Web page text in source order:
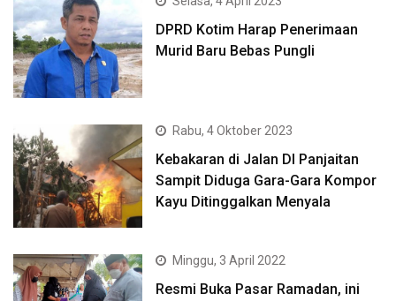
DPRD Kotim Harap Penerimaan
Murid Baru Bebas Pungli
Rabu, 4 Oktober 2023
Kebakaran di Jalan DI Panjaitan
Sampit Diduga Gara-Gara Kompor
Kayu Ditinggalkan Menyala
Minggu, 3 April 2022
Resmi Buka Pasar Ramadan, ini